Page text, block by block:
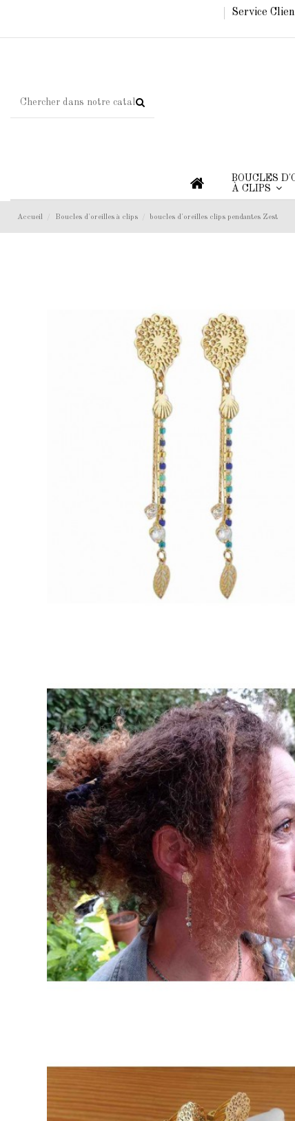
Service
BOUCLES
À CLIPS
Accueil Boucles d'oreilles à clips boucles d'oreilles clips pendantes Zest